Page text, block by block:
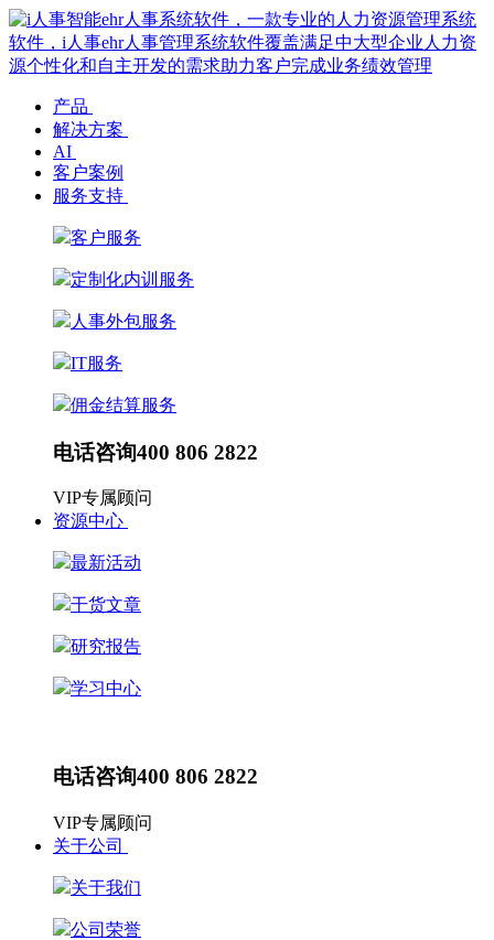
产品
解决方案
AI
客户案例
服务支持
客户服务
定制化内训服务
人事外包服务
IT服务
佣金结算服务
电话咨询400 806 2822
VIP专属顾问
资源中心
最新活动
干货文章
研究报告
学习中心
电话咨询400 806 2822
VIP专属顾问
关于公司
关于我们
公司荣誉